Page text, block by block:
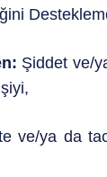
Şiddet ve/
ve/ya da